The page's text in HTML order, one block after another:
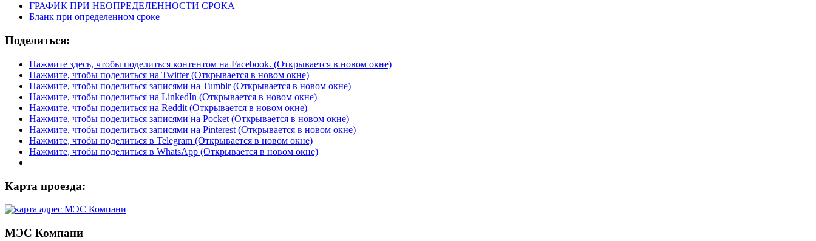
ГРАФИК ПРИ НЕОПРЕДЕЛЕННОСТИ СРОКА
Бланк при определенном сроке
Поделиться:
Нажмите здесь, чтобы поделиться контентом на Facebook. (Открывается в новом окне)
Нажмите, чтобы поделиться на Twitter (Открывается в новом окне)
Нажмите, чтобы поделиться записями на Tumblr (Открывается в новом окне)
Нажмите, чтобы поделиться на LinkedIn (Открывается в новом окне)
Нажмите, чтобы поделиться на Reddit (Открывается в новом окне)
Нажмите, чтобы поделиться записями на Pocket (Открывается в новом окне)
Нажмите, чтобы поделиться записями на Pinterest (Открывается в новом окне)
Нажмите, чтобы поделиться в Telegram (Открывается в новом окне)
Нажмите, чтобы поделиться в WhatsApp (Открывается в новом окне)
Карта проезда:
МЭС Компани